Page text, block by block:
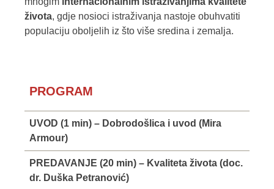
života, gdje nosioci istraživanja nastoje obuhvatiti
populaciju oboljelih iz što više sredina i zemalja.
PROGRAM
UVOD (1 min) – Dobrodošlica i uvod (Mira
Armour)
PREDAVANJE (20 min) – Kvaliteta života (doc.
dr. Duška Petranović)